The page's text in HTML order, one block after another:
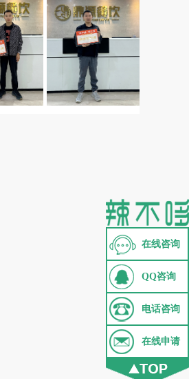
在线咨询
QQ咨询
电话咨询
在线申请